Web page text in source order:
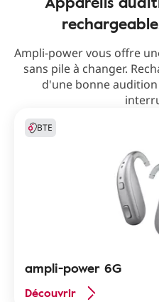
Ampli-power vous offre
sans pile à changer.
d'une bonne
BTE
ampli-power 6G
Découvrir